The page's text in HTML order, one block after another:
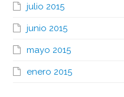
julio 2015
junio 2015
mayo 2015
enero 2015